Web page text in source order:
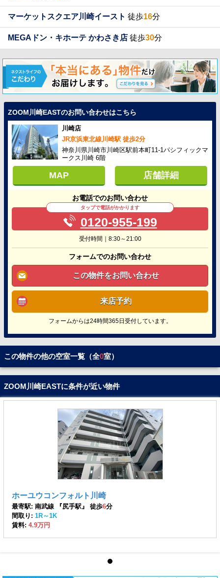
マーケットスクエア川崎イースト 徒歩16分
MEGAドン・キホーテ かわさき店 徒歩30分
ZOOM川崎EASTのお問い合わせはこちら
川崎店
JR京浜東北線川崎駅 徒歩2分
神奈川県川崎市川崎区駅前本町11-1パシフィックマ
ークス川崎 6階
MAP 店舗詳細
お電話でのお問い合わせ
タップで電話がかかります
0120-955-199
受付時間｜8:30～21:00
フォームでのお問い合わせ
この物件をお問い合わせ
来店予約
フォームからは24時間365日受付しています。
この物件の他の空室一覧（全0室）
ZOOM川崎EASTに条件が近い物件
ホーユウコンフォルト川崎
最寄駅: 南武線 『尻手駅』 徒歩6分
間取り: 1R～1K
賃料: 4.9万円